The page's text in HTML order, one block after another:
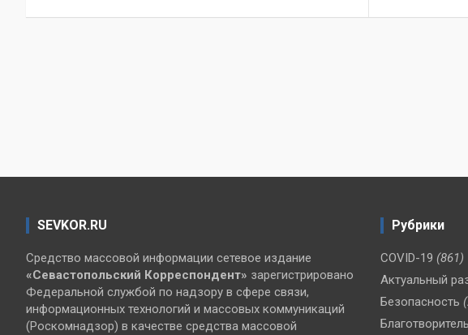
SEVKOR.RU
Средство массовой информации сетевое издание
«Севастопольский Корреспондент» зарегистрировано
Федеральной службой по надзору в сфере связи,
информационных технологий и массовых коммуникаций
(Роскомнадзор) в качестве средства массовой
Рубрики
COVID-19 (861)
Актуальный
Безопасность